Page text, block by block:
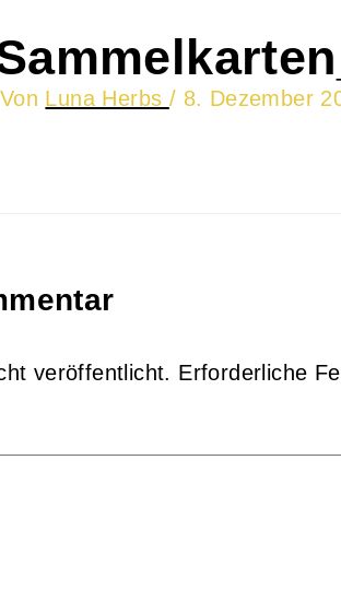
Luna Herbs / 8. Dezember
veröffentlicht. Erforderliche